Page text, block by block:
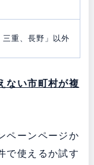
重、長野」以外
ない市町村が複
ペーンページか
で使えるか試す